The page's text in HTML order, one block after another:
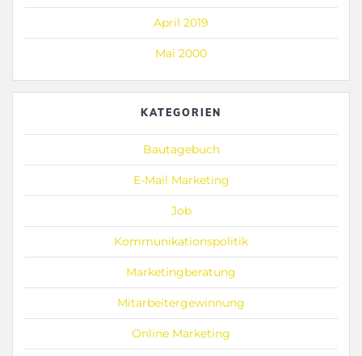
April 2019
Mai 2000
KATEGORIEN
Bautagebuch
E-Mail Marketing
Job
Kommunikationspolitik
Marketingberatung
Mitarbeitergewinnung
Online Marketing